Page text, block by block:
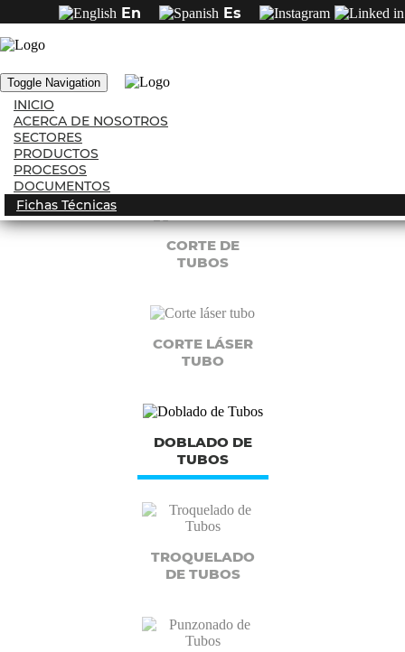
En Es
Toggle Navigation
INICIO
ACERCA DE NOSOTROS
SECTORES
PRODUCTOS
PROCESOS
DOCUMENTOS
Fichas Técnicas
CORTE DE
TUBOS
CORTE LÁSER
TUBO
DOBLADO DE
TUBOS
TROQUELADO
DE TUBOS